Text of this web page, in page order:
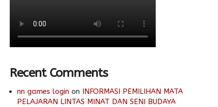
Recent Comments
nn games login on INFORMASI PEMILIHAN MATA
PELAJARAN LINTAS MINAT DAN SENI BUDAYA